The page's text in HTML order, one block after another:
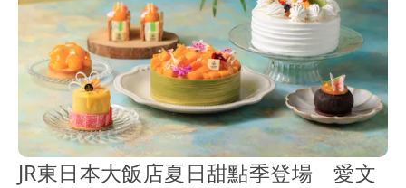
JR東日本大飯店夏日甜點季登場 愛文